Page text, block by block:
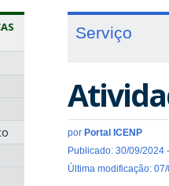
Serviço
por Portal ICENP
Publicado: 30/09/2024
Última modificação: